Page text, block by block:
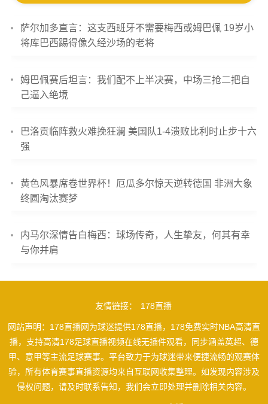
萨尔加多直言：这支西班牙不需要梅西或姆巴佩 19岁小
将库巴西踢得像久经沙场的老将
姆巴佩赛后坦言：我们配不上半决赛，中场三抢二把自
己逼入绝境
巴洛贡临阵救火难挽狂澜 美国队1-4溃败比利时止步十六
强
黄色风暴席卷世界杯！厄瓜多尔惊天逆转德国 非洲大象
终圆淘汰赛梦
内马尔深情告白梅西：球场传奇，人生挚友，何其有幸
与你并肩
友情链接： 178直播
网站声明：178直播网为球迷提供178直播，178免费实时NBA高清直
播，支持高清178足球直播视频在线无插件观看，同步涵盖英超、德
甲、意甲等主流足球赛事。平台致力于为球迷带来便捷流畅的观赛体
验，所有体育赛事直播资源均来自互联网收集整理。如发现内容涉及
侵权问题，请及时联系告知，我们会立即处理并删除相关内容。